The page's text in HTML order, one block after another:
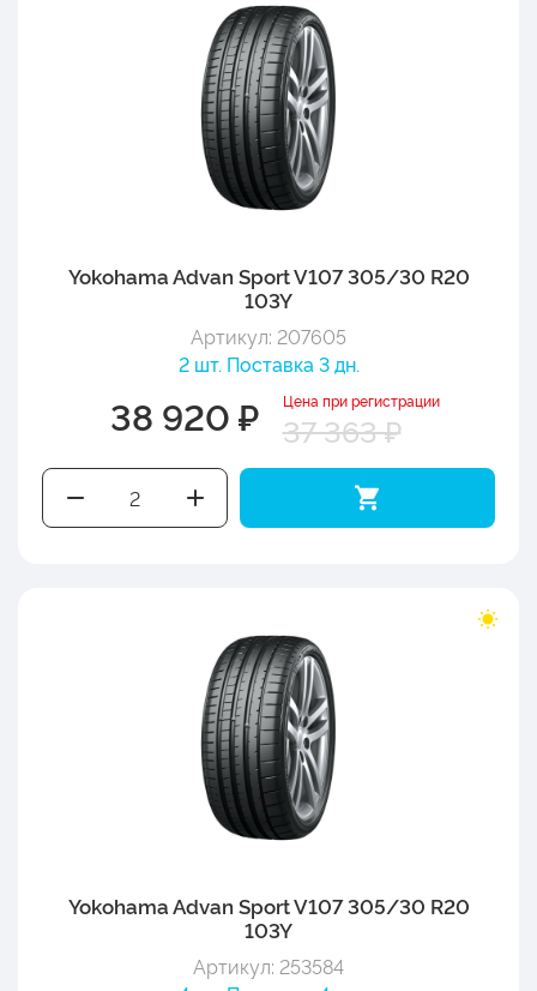
Yokohama Advan Sport V107 305/30 R20
103Y
Артикул: 207605
2 шт. Поставка 3 дн.
38 920 ₽ Цена при регистрации
37 363 ₽
Yokohama Advan Sport V107 305/30 R20
103Y
Артикул: 253584